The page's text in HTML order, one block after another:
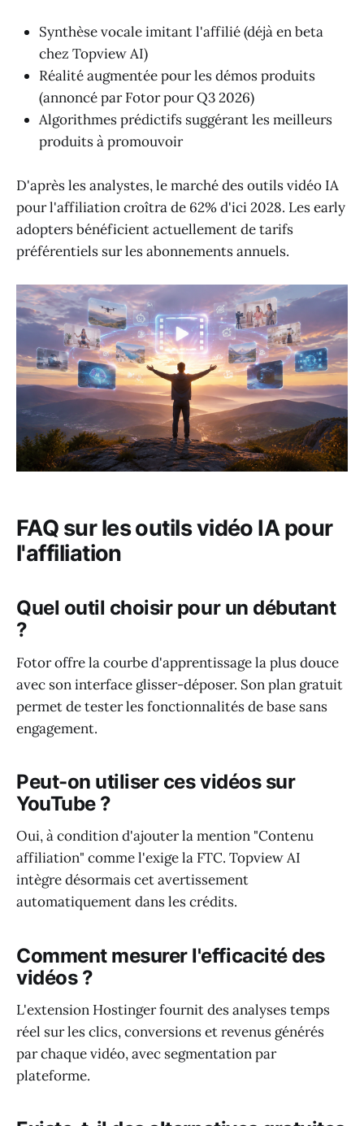
Synthèse vocale imitant l'affilié (déjà en beta
chez Topview AI)
Réalité augmentée pour les démos produits
(annoncé par Fotor pour Q3 2026)
Algorithmes prédictifs suggérant les meilleurs
produits à promouvoir
D'après les analystes, le marché des outils vidéo IA
pour l'affiliation croîtra de 62% d'ici 2028. Les early
adopters bénéficient actuellement de tarifs
préférentiels sur les abonnements annuels.
FAQ sur les outils vidéo IA pour
l'affiliation
Quel outil choisir pour un débutant
?
Fotor offre la courbe d'apprentissage la plus douce
avec son interface glisser-déposer. Son plan gratuit
permet de tester les fonctionnalités de base sans
engagement.
Peut-on utiliser ces vidéos sur
YouTube ?
Oui, à condition d'ajouter la mention "Contenu
affiliation" comme l'exige la FTC. Topview AI
intègre désormais cet avertissement
automatiquement dans les crédits.
Comment mesurer l'efficacité des
vidéos ?
L'extension Hostinger fournit des analyses temps
réel sur les clics, conversions et revenus générés
par chaque vidéo, avec segmentation par
plateforme.